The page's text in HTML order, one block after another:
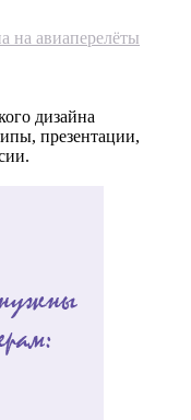
на авиаперелёты
дизайна
презентации,